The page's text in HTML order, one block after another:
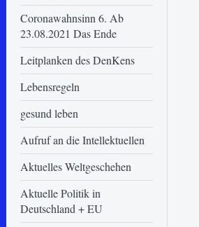
Coronawahnsinn 6. Ab
23.08.2021 Das Ende
Leitplanken des DenKens
Lebensregeln
gesund leben
Aufruf an die Intellektuellen
Aktuelles Weltgeschehen
Aktuelle Politik in
Deutschland + EU